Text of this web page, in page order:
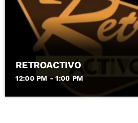
RETROACTIVO
12:00 PM - 1:00 PM